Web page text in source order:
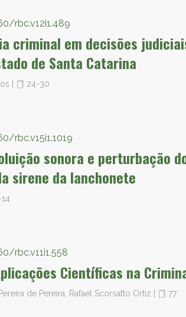
rbc.v12i1.489
criminal em decisões
de Santa Catarina
24-30
rbc.v15i1.1019
sonora e perturbação
sirene da lanchonete
rbc.v11i1.558
Científicas na
de Pereira, Rafael Scorsatto Ortiz 77